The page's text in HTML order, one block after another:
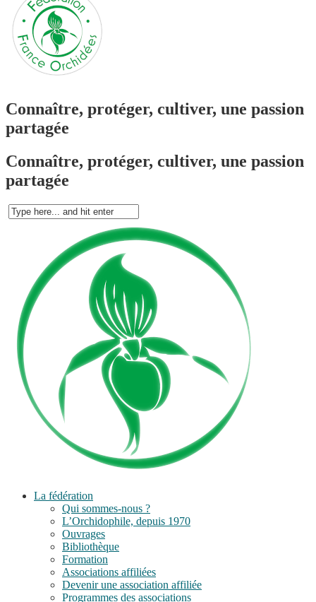
Connaître, protéger, cultiver, une passion
partagée
Connaître, protéger, cultiver, une passion
partagée
La fédération
Qui sommes-nous ?
L’Orchidophile, depuis 1970
Ouvrages
Bibliothèque
Formation
Associations affiliées
Devenir une association affiliée
Programmes des associations